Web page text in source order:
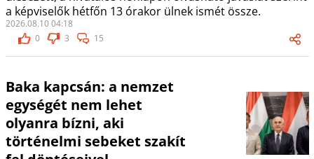
a képviselők hétfőn 13 órakor ülnek ismét össze.
2026.08.10 04:18
0
3 15
Baka kapcsán: a nemzet
egységét nem lehet
olyanra bízni, aki
történelmi sebeket szakít